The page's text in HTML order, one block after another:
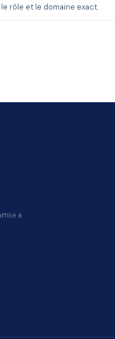
rôle et le domaine exact.
à